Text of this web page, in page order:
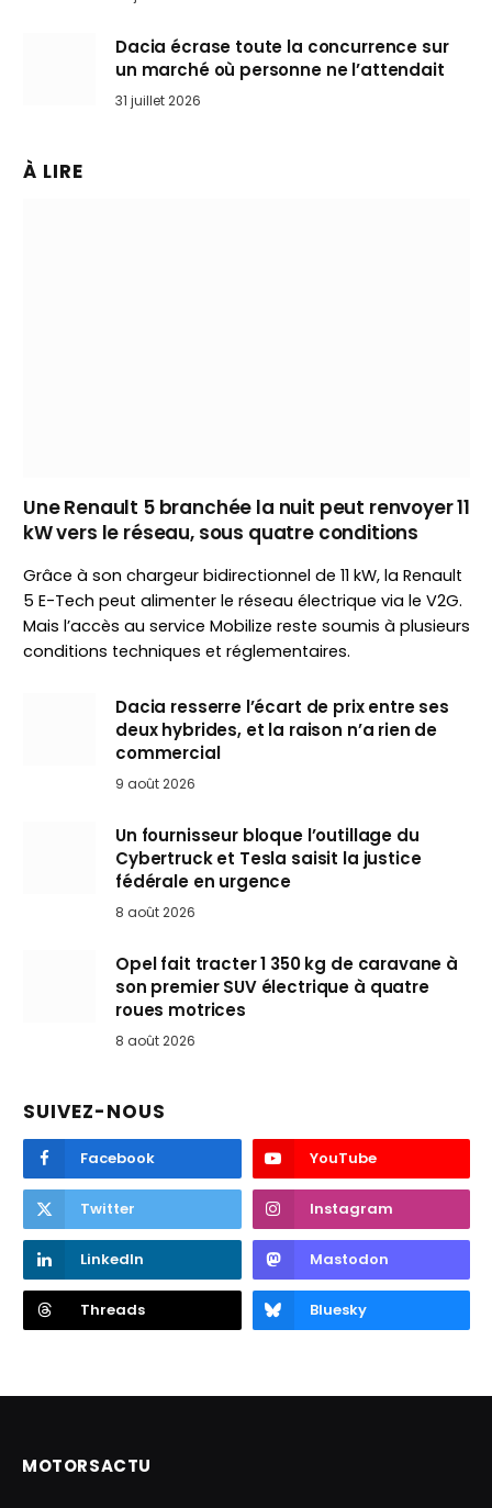
Dacia écrase toute la concurrence sur
un marché où personne ne l’attendait
31 juillet 2026
À LIRE
Une Renault 5 branchée la nuit peut renvoyer 11
kW vers le réseau, sous quatre conditions
Grâce à son chargeur bidirectionnel de 11 kW, la Renault
5 E-Tech peut alimenter le réseau électrique via le V2G.
Mais l’accès au service Mobilize reste soumis à plusieurs
conditions techniques et réglementaires.
Dacia resserre l’écart de prix entre ses
deux hybrides, et la raison n’a rien de
commercial
9 août 2026
Un fournisseur bloque l’outillage du
Cybertruck et Tesla saisit la justice
fédérale en urgence
8 août 2026
Opel fait tracter 1 350 kg de caravane à
son premier SUV électrique à quatre
roues motrices
8 août 2026
SUIVEZ-NOUS
Facebook YouTube
Twitter Instagram
LinkedIn Mastodon
Threads Bluesky
MOTORSACTU